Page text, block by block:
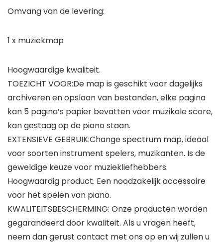
Omvang van de levering:
1 x muziekmap
Hoogwaardige kwaliteit.
TOEZICHT VOOR:De map is geschikt voor dagelijks
archiveren en opslaan van bestanden, elke pagina
kan 5 pagina’s papier bevatten voor muzikale score,
kan gestaag op de piano staan.
EXTENSIEVE GEBRUIK:Change spectrum map, ideaal
voor soorten instrument spelers, muzikanten. Is de
geweldige keuze voor muziekliefhebbers.
Hoogwaardig product. Een noodzakelijk accessoire
voor het spelen van piano.
KWALITEITSBESCHERMING: Onze producten worden
gegarandeerd door kwaliteit. Als u vragen heeft,
neem dan gerust contact met ons op en wij zullen u